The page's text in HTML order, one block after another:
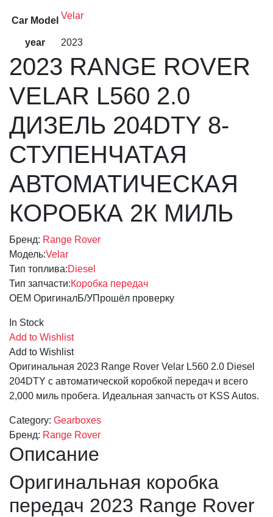
Car Model Velar
year 2023
2023 RANGE ROVER
VELAR L560 2.0
ДИЗЕЛЬ 204DTY 8-
СТУПЕНЧАТАЯ
АВТОМАТИЧЕСКАЯ
КОРОБКА 2К МИЛЬ
Бренд: Range Rover
Модель:Velar
Тип топлива:Diesel
Тип запчасти:Коробка передач
OEM ОригиналБ/УПрошёл проверку
In Stock
Add to Wishlist
Add to Wishlist
Оригинальная 2023 Range Rover Velar L560 2.0 Diesel
204DTY с автоматической коробкой передач и всего
2,000 миль пробега. Идеальная запчасть от KSS Autos.
Category: Gearboxes
Бренд: Range Rover
Описание
Оригинальная коробка
передач 2023 Range Rover